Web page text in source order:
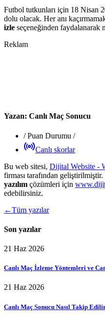
Futbol tutkunları için 18 Nisan
dolu olacak. Her anı
izle seçeneğinden faydalanarak
Reklam
Yazan: Canlı Maç Sonucu
/Puan Durumu /
Canlı skorlar
Bu web sitesi, Dijital Website -
firması tarafından
yazılım çözümleri için
edebilirsiniz.
←Tüm yazılar
Son yazılar
21 Haz 2026
Canlı Maç İzleme Yöntemleri ve
21 Haz 2026
Canlı Maç Sonucu Nasıl Takip